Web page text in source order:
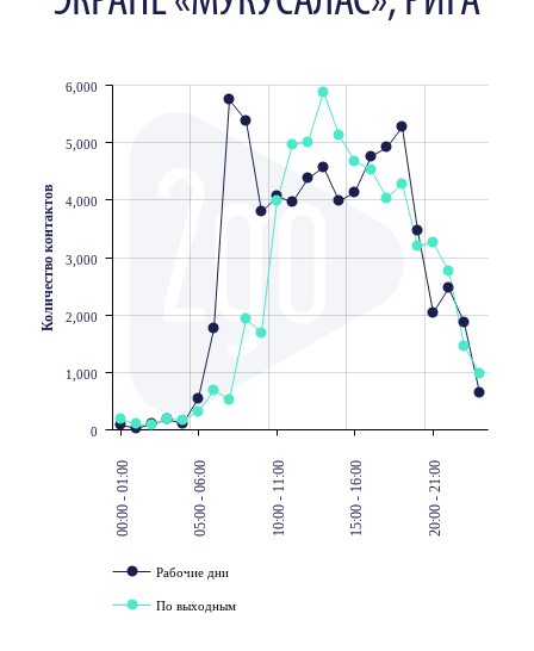
00:00 - 01:00 05:00 - 06:00 10:00 - 11:00 15:00 - 16:00 20:00 - 21:00
0
1,000
2,000
3,000
4,000
5,000
6,000
Количество контактов
JS chart by amCharts
Рабочие дни
По выходным